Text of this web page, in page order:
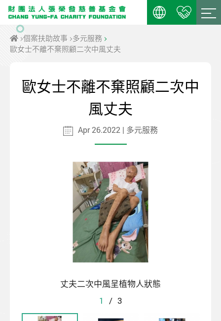
個案扶助故事 多元服務
歐女士不離不棄照顧二次中風丈夫
歐女士不離不棄照顧二次中
風丈夫
Apr 26.2022 | 多元服務
丈夫二次中風呈植物人狀態
1
/ 3